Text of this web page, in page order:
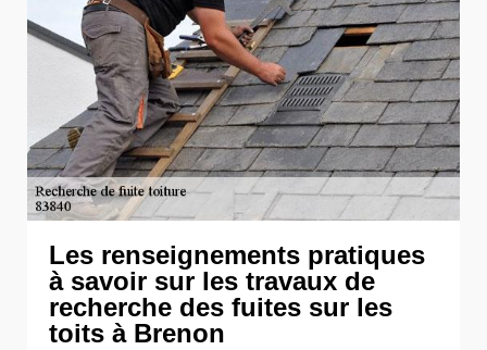
Les renseignements pratiques
à savoir sur les travaux de
recherche des fuites sur les
toits à Brenon